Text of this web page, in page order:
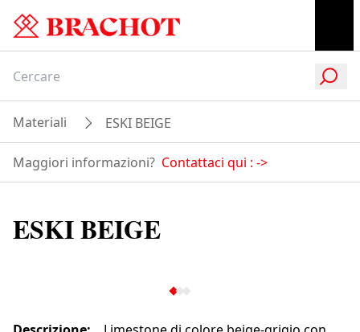
Materiali ESKI BEIGE
Maggiori informazioni? Contattaci qui : ->
ESKI BEIGE